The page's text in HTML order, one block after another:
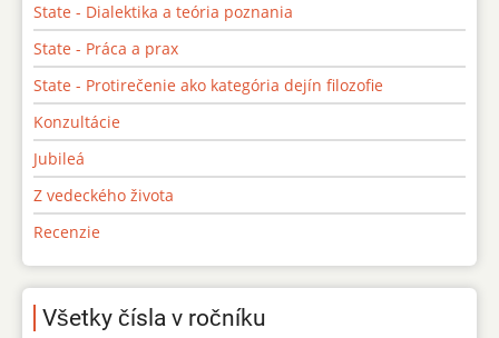
State - Dialektika a teória poznania
State - Práca a prax
State - Protirečenie ako kategória dejín filozofie
Konzultácie
Jubileá
Z vedeckého života
Recenzie
Všetky čísla v ročníku